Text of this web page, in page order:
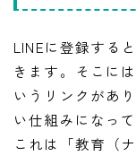
LINEに登録する
きます。そこに
いうリンクがあ
い仕組みになって
これは「教育（